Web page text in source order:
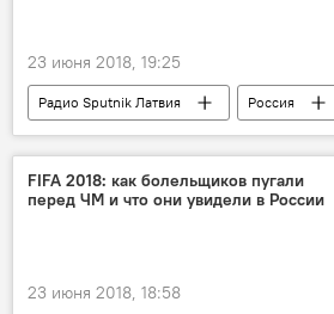
23 июня 2018, 19:25
Радио Sputnik Латвия
Россия
Йенс Столтенберг
Сергей Ермаков
НАТО
FIFA 2018: как болельщиков пугали
перед ЧМ и что они увидели в России
23 июня 2018, 18:58